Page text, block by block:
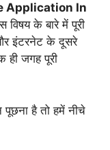
Application In
विषय के बारे में पूरी
इंटरनेट के दूसरे
ही जगह पूरी
है तो हमें नीचे